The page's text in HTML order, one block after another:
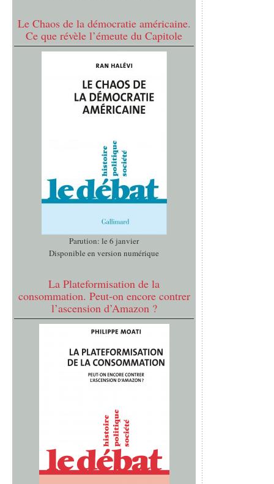
Le Chaos de la démocratie américaine.
Ce que révèle l’émeute du Capitole
Parution: le 6 janvier
Disponible en version numérique
La Plateformisation de la
consommation. Peut-on encore contrer
l’ascension d’Amazon ?